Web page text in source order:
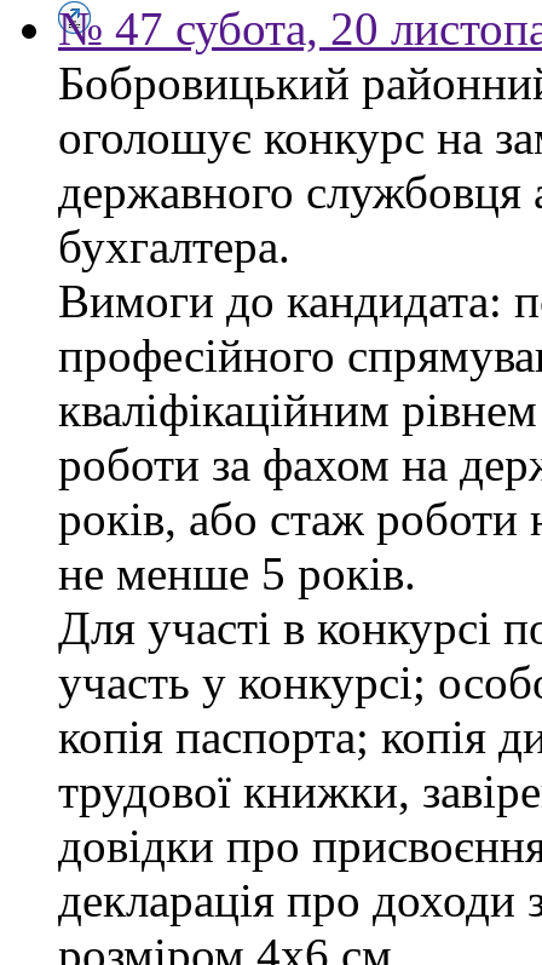
№ 47 субота, 20
Бобровицький районний
оголошує конкурс на
державного службовця
бухгалтера.
Вимоги до кандидата:
професійного
кваліфікаційним
роботи за фахом на
років, або стаж роботи
не менше 5 років.
Для участі в конкурсі
участь у конкурсі;
копія паспорта; копія
трудової книжки,
довідки про
декларація про доходи
розміром 4х6 см.